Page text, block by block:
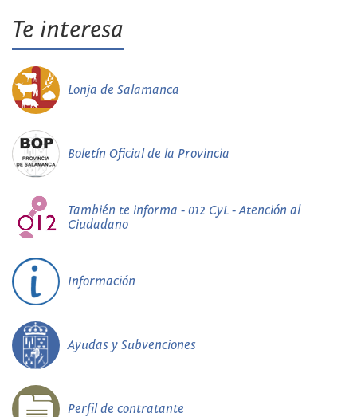
Te interesa
Lonja de Salamanca
Boletín Oficial de la Provincia
También te informa - 012 CyL - Atención al
Ciudadano
Información
Ayudas y Subvenciones
Perfil de contratante